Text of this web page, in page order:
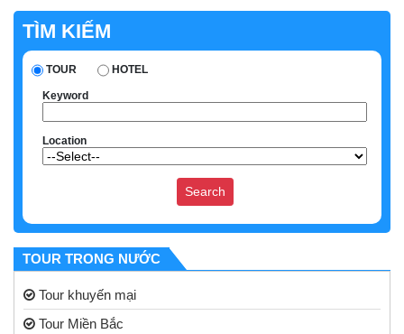
TÌM KIẾM
TOUR HOTEL
Keyword
Location
TOUR TRONG NƯỚC
Tour khuyến mại
Tour Miền Bắc